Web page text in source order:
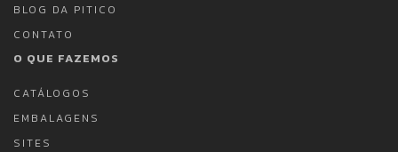
BLOG DA PITICO
CONTATO
O QUE FAZEMOS
CATÁLOGOS
EMBALAGENS
SITES